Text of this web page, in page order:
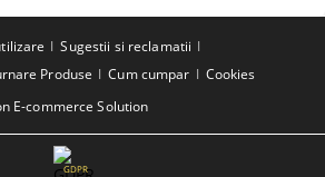
E-commerce Solution
Sugestii si reclamatii
Produse Cum cumpar Cookies
GDPR